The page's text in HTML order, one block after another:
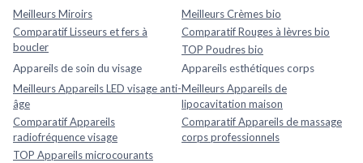
Meilleurs Miroirs
Comparatif Lisseurs et fers à
boucler
Meilleurs Crèmes bio
Comparatif Rouges à lèvres bio
TOP Poudres bio
Appareils de soin du visage
Meilleurs Appareils LED visage anti-
âge
Comparatif Appareils
radiofréquence visage
TOP Appareils microcourants
Appareils esthétiques corps
Meilleurs Appareils de
lipocavitation maison
Comparatif Appareils de massage
corps professionnels